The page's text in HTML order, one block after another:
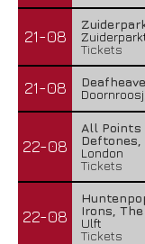
21-08
Tickets
21-08
22-08
All Points
Deftones,
London
Tickets
22-08
Irons,
Ulft
Tickets